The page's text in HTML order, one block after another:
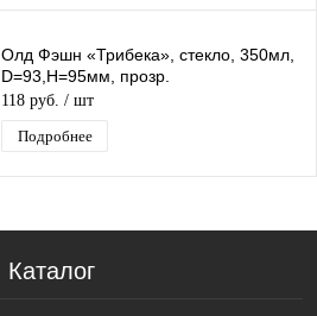
Олд Фэшн «Трибека», стекло, 350мл,
D=93,H=95мм, прозр.
118 руб. / шт
Подробнее
Каталог